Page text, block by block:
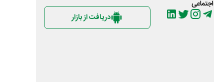
اجتماعی
دریافت از بازار